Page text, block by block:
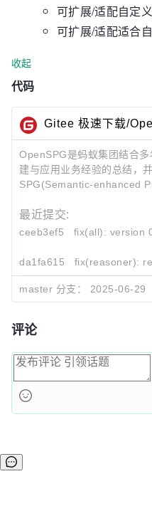
可扩展/适配自定
可扩展/适配适合
收起
代码
Gitee 极速下载/
OpenSPG是蚂蚁集团结合
建与应用业务经验的总结，
SPG(Semantic-enhanced
最近提交:
ceeb3ef5
fix(all): version
da1fa615
fix(reasoner):
3015cd62
fix(common):
master 分支： 2025-06-29
评论